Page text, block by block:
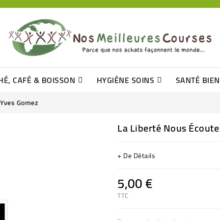
CAFÉ & BOISSON HYGIÈNE SOINS SANTÉ
Gomez
La Liberté Nous
+ De Détails
5,00 €
TTC